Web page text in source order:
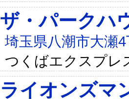
ザ・パークハ
埼玉県八潮市大瀬
つくばエクスプレ
ライオンズマ